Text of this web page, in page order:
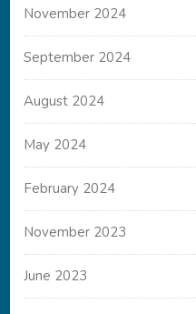
November 2024
September 2024
August 2024
May 2024
February 2024
November 2023
June 2023